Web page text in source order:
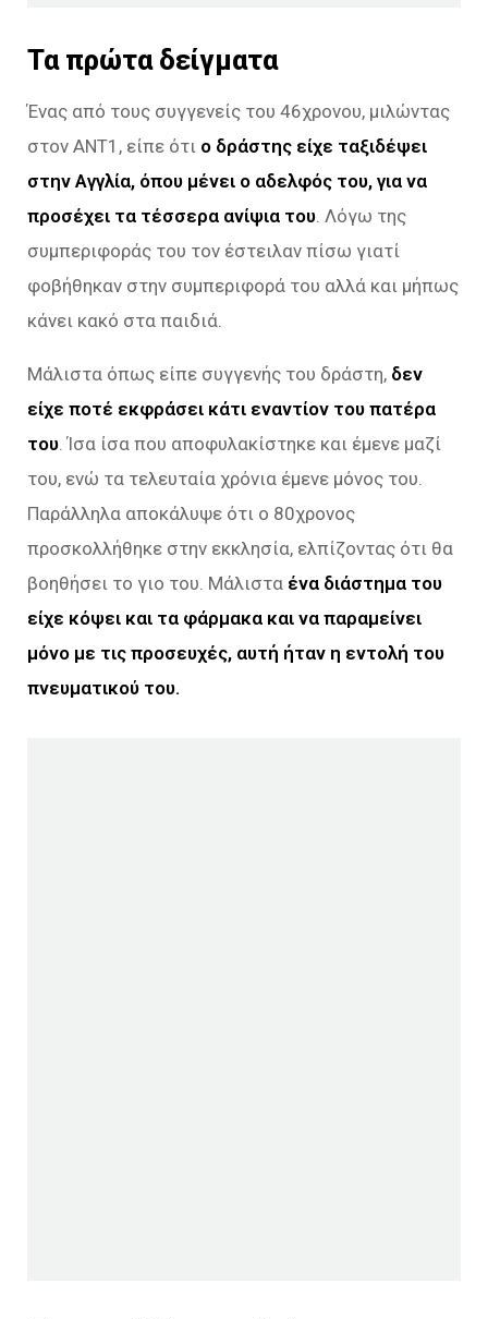
Τα πρώτα δείγματα
Ένας από τους συγγενείς του 46χρονου, μιλώντας
στον ANT1, είπε ότι ο δράστης είχε ταξιδέψει
στην Αγγλία, όπου μένει ο αδελφός του, για να
προσέχει τα τέσσερα ανίψια του . Λόγω της
συμπεριφοράς του τον έστειλαν πίσω γιατί
φοβήθηκαν στην συμπεριφορά του αλλά και μήπως
κάνει κακό στα παιδιά.
Μάλιστα όπως είπε συγγενής του δράστη, δεν
είχε ποτέ εκφράσει κάτι εναντίον του πατέρα
του . Ίσα ίσα που αποφυλακίστηκε και έμενε μαζί
του, ενώ τα τελευταία χρόνια έμενε μόνος του.
Παράλληλα αποκάλυψε ότι ο 80χρονος
προσκολλήθηκε στην εκκλησία, ελπίζοντας ότι θα
βοηθήσει το γιο του. Μάλιστα ένα διάστημα του
είχε κόψει και τα φάρμακα και να παραμείνει
μόνο με τις προσευχές, αυτή ήταν η εντολή του
πνευματικού του.